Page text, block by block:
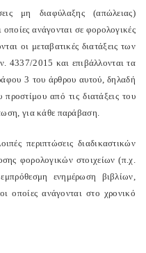
μη διαφύλαξης (απώλειας)
ανάγονται σε φορολογικές
οι μεταβατικές διατάξεις των
4337/2015 και επιβάλλονται τα
3 του άρθρου αυτού, δηλαδή
από τις διατάξεις του
για κάθε παράβαση.
περιπτώσεις διαδικαστικών
φορολογικών στοιχείων (π.χ.
ενημέρωση βιβλίων,
οποίες ανάγονται στο χρονικό